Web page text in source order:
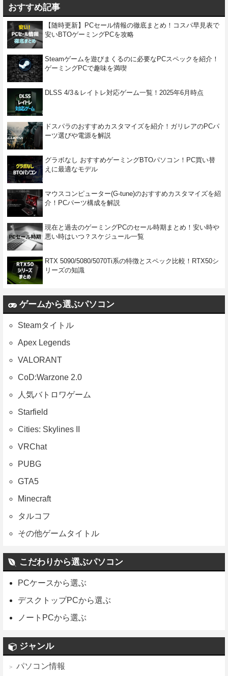
おすすめ記事
【随時更新】PCセール情報の徹底まとめ！コスパ早見表で
安いBTOゲーミングPCを攻略
Steamゲームを遊びまくるのに必要なPCスペックを紹介！
ゲーミングPCで趣味を満喫
DLSS 4/3＆レイトレ対応ゲーム一覧！2025年6月時点
ドスパラのおすすめカスタマイズを紹介！ガリレアのPCパ
ーツ選びや電源を解説
グラボなし おすすめゲーミングBTOパソコン！PC買い替
えに最適なモデル
マウスコンピューター(G-tune)のおすすめカスタマイズを紹
介！PCパーツ構成を解説
現在と過去のゲーミングPCのセール時期まとめ！安い時や
悪い時はいつ？スケジュール一覧
RTX 5090/5080/5070Ti系の特徴とスペック比較！RTX50シ
リーズの知識
ゲームから選ぶパソコン
Steamタイトル
Apex Legends
VALORANT
CoD:Warzone 2.0
人気バトロワゲーム
Starfield
Cities: Skylines II
VRChat
PUBG
GTA5
Minecraft
タルコフ
その他ゲームタイトル
こだわりから選ぶパソコン
PCケースから選ぶ
デスクトップPCから選ぶ
ノートPCから選ぶ
ジャンル
パソコン情報